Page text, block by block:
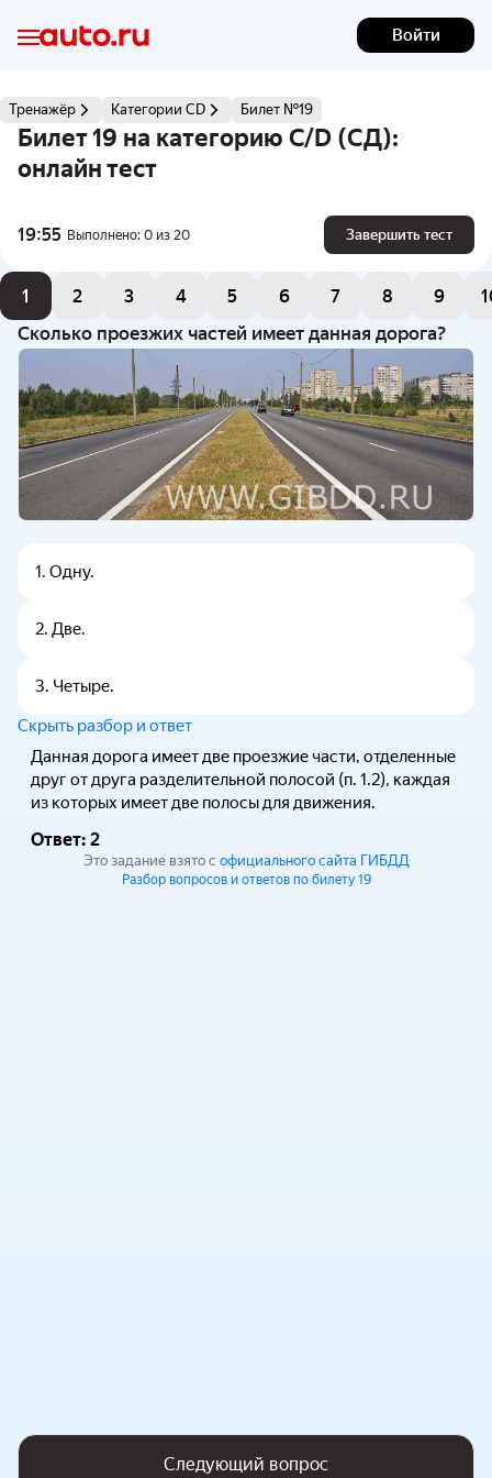
Войти
Тренажёр Категории CD Билет №19
Билет 19 на категорию C/D (СД):
онлайн тест
19:55 Выполнено: 0 из 20 Завершить тест
1 2 3 4 5 6 7 8 9
Сколько проезжих частей имеет данная дорога?
1. Одну.
2. Две.
3. Четыре.
Скрыть разбор и ответ
Данная дорога имеет две проезжие части, отделенные
друг от друга разделительной полосой (п. 1.2), каждая
из которых имеет две полосы для движения.
Ответ: 2
Это задание взято с официального сайта ГИБДД
Разбор вопросов и ответов по билету 19
Следующий вопрос